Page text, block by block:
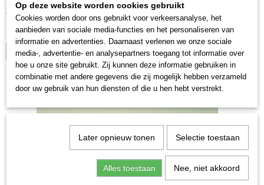
€ 169,00
Op voorraad
IN WINKELWAGEN
Op deze website worden cookies gebruikt
Cookies worden door ons gebruikt voor verkeersanalyse, het
aanbieden van sociale media-functies en het personaliseren van
informatie en advertenties. Daarnaast verlenen we onze sociale
media-, advertentie- en analysepartners toegang tot informatie over
hoe u onze site gebruikt. Zij kunnen deze informatie gebruiken in
combinatie met andere gegevens die zij mogelijk hebben verzameld
door uw gebruik van hun diensten of die u hen hebt verstrekt.
Later opnieuw tonen Selectie toestaan
Alles toestaan Nee, niet akkoord